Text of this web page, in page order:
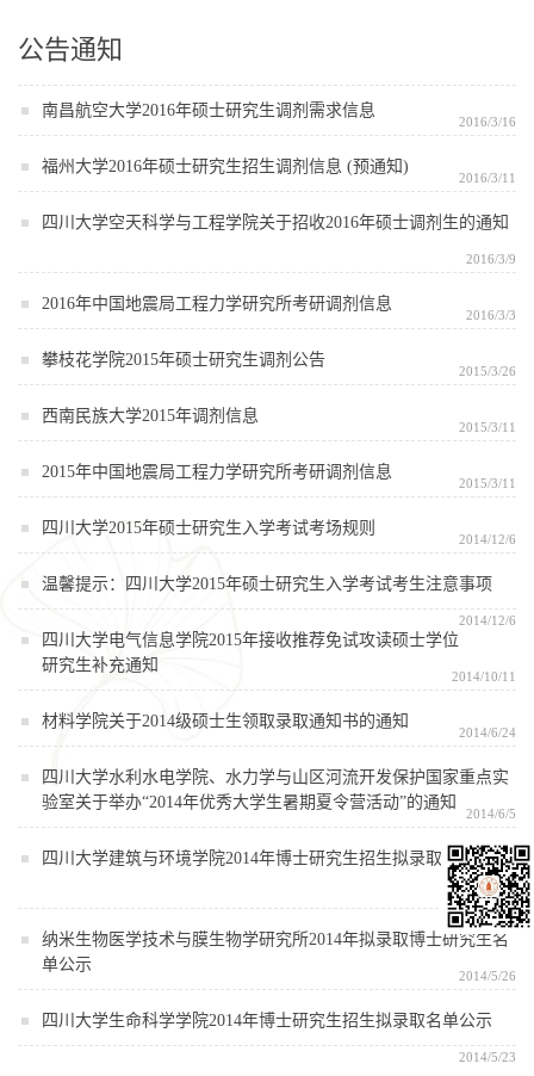
公告通知
南昌航空大学2016年硕士研究生调剂需求信息
2016/3/16
福州大学2016年硕士研究生招生调剂信息 (预通知)
2016/3/11
四川大学空天科学与工程学院关于招收2016年硕士调剂生的通知
2016/3/9
2016年中国地震局工程力学研究所考研调剂信息
2016/3/3
攀枝花学院2015年硕士研究生调剂公告
2015/3/26
西南民族大学2015年调剂信息
2015/3/11
2015年中国地震局工程力学研究所考研调剂信息
2015/3/11
四川大学2015年硕士研究生入学考试考场规则
2014/12/6
温馨提示：四川大学2015年硕士研究生入学考试考生注意事项
2014/12/6
四川大学电气信息学院2015年接收推荐免试攻读硕士学位
研究生补充通知
2014/10/11
材料学院关于2014级硕士生领取录取通知书的通知
2014/6/24
四川大学水利水电学院、水力学与山区河流开发保护国家重点实
验室关于举办“2014年优秀大学生暑期夏令营活动”的通知
2014/6/5
四川大学建筑与环境学院2014年博士研究生招生拟录取名单公示
2014/6/3
纳米生物医学技术与膜生物学研究所2014年拟录取博士研究生名
单公示
2014/5/26
四川大学生命科学学院2014年博士研究生招生拟录取名单公示
2014/5/23